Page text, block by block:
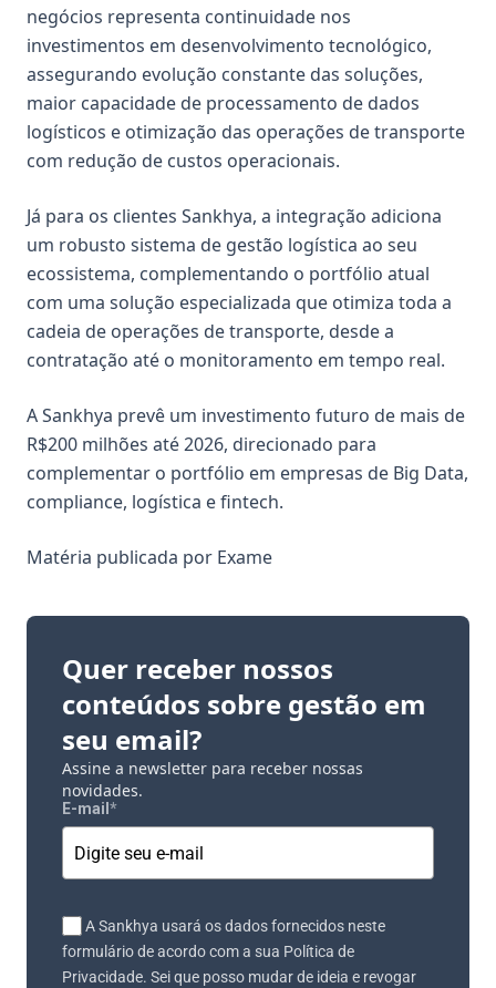
negócios representa continuidade nos
investimentos em desenvolvimento tecnológico,
assegurando evolução constante das soluções,
maior capacidade de processamento de dados
logísticos e otimização das operações de transporte
com redução de custos operacionais.
Já para os clientes Sankhya, a integração adiciona
um robusto sistema de gestão logística ao seu
ecossistema, complementando o portfólio atual
com uma solução especializada que otimiza toda a
cadeia de operações de transporte, desde a
contratação até o monitoramento em tempo real.
A Sankhya prevê um investimento futuro de mais de
R$200 milhões até 2026, direcionado para
complementar o portfólio em empresas de Big Data,
compliance, logística e fintech.
Matéria publicada por Exame
Quer receber nossos
conteúdos sobre gestão em
seu email?
Assine a newsletter para receber nossas
novidades.
E-mail *
A Sankhya usará os dados fornecidos neste
formulário de acordo com a sua Política de
Privacidade. Sei que posso mudar de ideia e revogar